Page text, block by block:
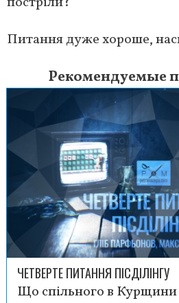
Питання дуже хороше,
Рекомендуемые
ЧЕТВЕРТЕ ПИТАННЯ ПІСДІЛІНГУ
Що спільного в Курщини